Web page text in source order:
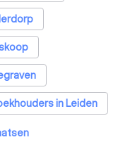
den Rijn
aan den Rijn
den Rijn
in Leiden